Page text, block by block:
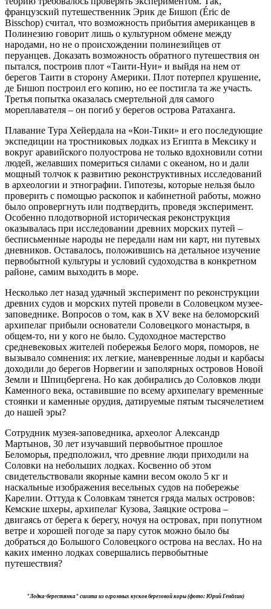
французский путешественник Эрик де Бишоп (Éric de
Bisschop) считал, что возможность прибытия американцев в
Полинезию говорит лишь о культурном обмене между
народами, но не о происхождении полинезийцев от
перуанцев. Доказать возможность обратного путешествия он
пытался, построив плот «Таити-Нуи» и выйдя на нем от
берегов Таити в сторону Америки. Плот потерпел крушение,
де Бишоп построил его копию, но ее постигла та же участь.
Третья попытка оказалась смертельной для самого
мореплавателя – он погиб у берегов острова Ратаханга.
Плавание Тура Хейердала на «Кон-Тики» и его последующие
экспедиции на тростниковых лодках из Египта в Мексику и
вокруг аравийского полуострова не только вдохновили сотни
людей, желавших помериться силами с океаном, но и дали
мощный толчок к развитию реконструктивных исследований
в археологии и этнографии. Гипотезы, которые нельзя было
проверить с помощью раскопок и кабинетной работы, можно
было опровергнуть или подтвердить, проведя эксперимент.
Особенно плодотворной историческая реконструкция
оказывалась при исследовании древних морских путей –
бесписьменные народы не передали нам ни карт, ни путевых
дневников. Оставалось, положившись на детальное изучение
первобытной культуры и условий судоходства в конкретном
районе, самим выходить в море.
Несколько лет назад удачный эксперимент по реконструкции
древних судов и морских путей провели в Соловецком музее-
заповеднике. Вопросов о том, как в XV веке на беломорский
архипелаг прибыли основатели Соловецкого монастыря, в
общем-то, ни у кого не было. Судоходное мастерство
средневековых жителей побережья Белого моря, поморов, не
вызывало сомнения: их легкие, маневренные лодьи и карбасы
доходили до берегов Норвегии и заполярных островов Новой
Земли и Шпицбергена. Но как добирались до Соловков люди
Каменного века, оставившие по всему архипелагу временные
стоянки и каменные орудия, датируемые пятым тысячелетием
до нашей эры?
Сотрудник музея-заповедника, археолог Александр
Мартынов, 30 лет изучавший первобытное прошлое
Беломорья, предположил, что древние люди приходили на
Соловки на небольших лодках. Косвенно об этом
свидетельствовали якорные камни весом около 5 кг и
наскальные изображения весельных судов на побережье
Карелии. Оттуда к Соловкам тянется гряда малых островов:
Кемские шхеры, архипелаг Кузова, Заяцкие острова –
двигаясь от берега к берегу, ночуя на островах, при попутном
ветре и хорошей погоде за пару суток можно было бы
добраться до Большого Соловецкого острова на веслах. Но на
каких именно лодках совершались первобытные
путешествия?
"Лодка-берестянка" сшита из огромных кусков березовой коры (фото: Юрий Гендлин)